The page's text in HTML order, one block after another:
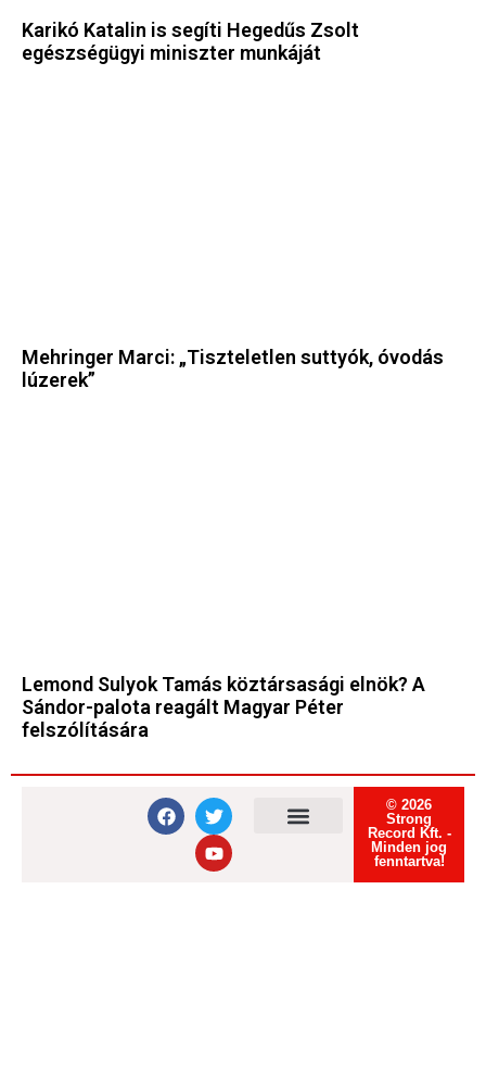
Karikó Katalin is segíti Hegedűs Zsolt
egészségügyi miniszter munkáját
Mehringer Marci: „Tiszteletlen suttyók, óvodás
lúzerek”
Lemond Sulyok Tamás köztársasági elnök? A
Sándor-palota reagált Magyar Péter
felszólítására
© 2026
Strong
Record Kft. -
Minden jog
fenntartva!